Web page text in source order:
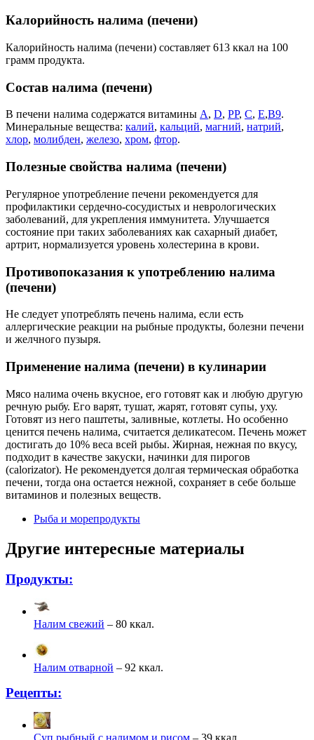
Калорийность налима (печени)
Калорийность налима (печени) составляет 613 ккал на 100
грамм продукта.
Состав налима (печени)
В печени налима содержатся витамины А, D, РР, С, Е,В9.
Минеральные вещества: калий, кальций, магний, натрий,
хлор, молибден, железо, хром, фтор.
Полезные свойства налима (печени)
Регулярное употребление печени рекомендуется для
профилактики сердечно-сосудистых и неврологических
заболеваний, для укрепления иммунитета. Улучшается
состояние при таких заболеваниях как сахарный диабет,
артрит, нормализуется уровень холестерина в крови.
Противопоказания к употреблению налима
(печени)
Не следует употреблять печень налима, если есть
аллергические реакции на рыбные продукты, болезни печени
и желчного пузыря.
Применение налима (печени) в кулинарии
Мясо налима очень вкусное, его готовят как и любую другую
речную рыбу. Его варят, тушат, жарят, готовят супы, уху.
Готовят из него паштеты, заливные, котлеты. Но особенно
ценится печень налима, считается деликатесом. Печень может
достигать до 10% веса всей рыбы. Жирная, нежная по вкусу,
подходит в качестве закуски, начинки для пирогов
(calorizator). Не рекомендуется долгая термическая обработка
печени, тогда она остается нежной, сохраняет в себе больше
витаминов и полезных веществ.
Рыба и морепродукты
Другие интересные материалы
Продукты:
Налим свежий – 80 ккал.
Налим отварной – 92 ккал.
Рецепты: